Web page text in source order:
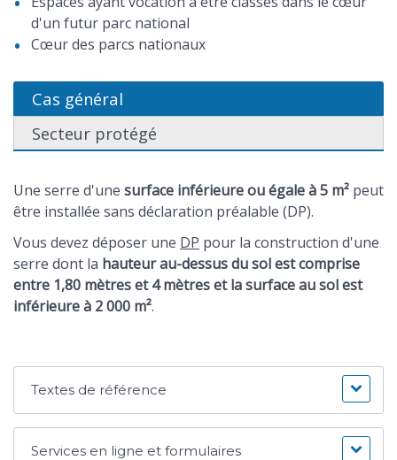
d'un futur parc national
Cœur des parcs nationaux
Cas général
Secteur protégé
Une serre d'une surface inférieure ou égale à 5 m² peut
être installée sans déclaration préalable (DP).
Vous devez déposer une DP pour la construction d'une
serre dont la hauteur au-dessus du sol est comprise
entre 1,80 mètres et 4 mètres et la surface au sol est
inférieure à 2 000 m².
Textes de référence
Services en ligne et formulaires